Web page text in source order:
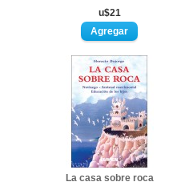
u$21
La casa sobre roca